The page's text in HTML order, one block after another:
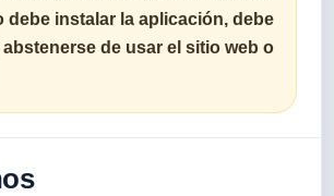
debe instalar la aplicación, debe
de usar el sitio web o